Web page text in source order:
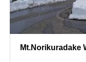
Mt.Norikuradake